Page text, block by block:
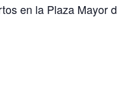
en la Plaza Mayor